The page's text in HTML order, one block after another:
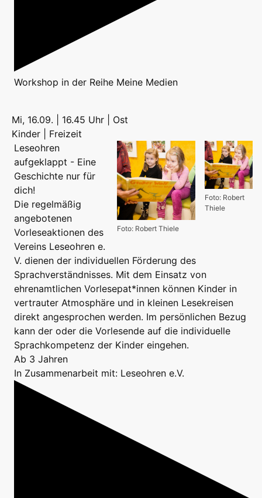
Workshop in der Reihe Meine Medien
Mi, 16.09. | 16.45 Uhr | Ost
Kinder | Freizeit
Foto: Robert
Thiele
Foto: Robert Thiele
Leseohren
aufgeklappt - Eine
Geschichte nur für
dich!
Die regelmäßig
angebotenen
Vorleseaktionen des
Vereins Leseohren e.
V. dienen der individuellen Förderung des
Sprachverständnisses. Mit dem Einsatz von
ehrenamtlichen Vorlesepat*innen können Kinder in
vertrauter Atmosphäre und in kleinen Lesekreisen
direkt angesprochen werden. Im persönlichen Bezug
kann der oder die Vorlesende auf die individuelle
Sprachkompetenz der Kinder eingehen.
Ab 3 Jahren
In Zusammenarbeit mit: Leseohren e.V.